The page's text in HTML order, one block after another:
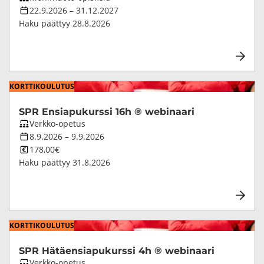
opetustapa
Koulutuksen
kesto
22.9.2026 – 31.12.2027
Haku päättyy 28.8.2026
KORT­TI­KOU­LU­TUS
SPR En­sia­pu­kurs­si 16h ® webinaari
Koulutuksen
opetustapa
Verkko-opetus
Koulutuksen
kesto
8.9.2026 – 9.9.2026
Koulutuksen
hinta
178,00€
Haku päättyy 31.8.2026
KORT­TI­KOU­LU­TUS
SPR Hä­täen­sia­pu­kurs­si 4h ® webinaari